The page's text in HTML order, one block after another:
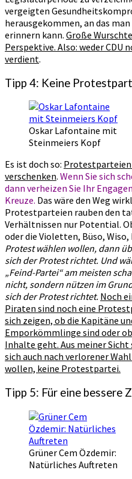
vergeigten
herausgekommen, an das
erinnern kann. Große
Perspektive. Also: weder CDU
verdient.
Tipp 4: Keine
Oskar Lafontaine mit
Steinmeiers Kopf
Es ist doch so:
verschenken. Wenn Sie sich
dann verheizen Sie Ihr
Kreuze. Das wäre den Weg
Protestparteien rauben den
Verhältnissen nur Potential.
oder die Violetten, Büso, Wiso,
Protest wählen wollen, dann
sich der Protest richtet. Und
„Feind-Partei“ am meisten
nicht, sondern nützen im
sich der Protest richtet. Noch
Piraten sind noch eine
sich zeigen, ob die Kapitäne
Emporkömmlinge sind oder
Inhalte geht. Aus meiner Sicht
sich auch nach verlorener
wollen, keine Protestpartei.
Tipp 5: Für eine bessere
Grüner Cem Özdemir:
Natürliches Auftreten